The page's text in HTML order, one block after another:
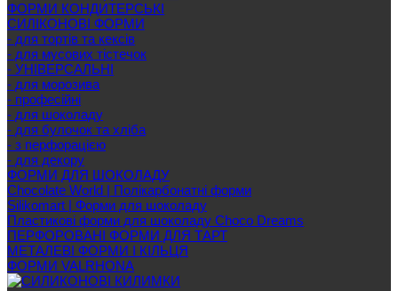
ФОРМИ КОНДИТЕРСЬКІ
СИЛІКОНОВІ ФОРМИ
- для тортів та кексів
- для мусових тістечок
- УНІВЕРСАЛЬНІ
- для морозива
- професійні
- для шоколаду
- для булочок та хліба
- з перфорацією
- для декору
ФОРМИ ДЛЯ ШОКОЛАДУ
Chocolate World | Полікарбонатні форми
Silikomart | Форми для шоколаду
Пластикові форми для шоколаду Choco Dreams
ПЕРФОРОВАНІ ФОРМИ ДЛЯ ТАРТ
МЕТАЛЕВІ ФОРМИ І КІЛЬЦЯ
ФОРМИ VALRHONA